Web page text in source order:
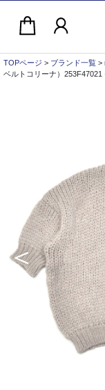
TOPページ > ブランド一覧 >
ベルトコリーナ）